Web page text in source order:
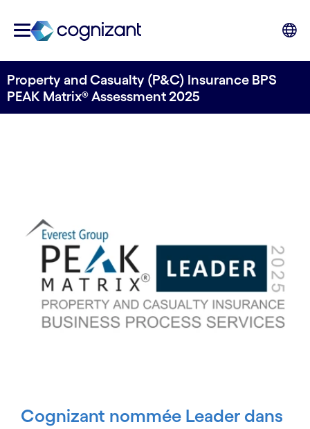
Property and Casualty (P&C) Insurance BPS
PEAK Matrix® Assessment 2025
Cognizant nommée Leader dans